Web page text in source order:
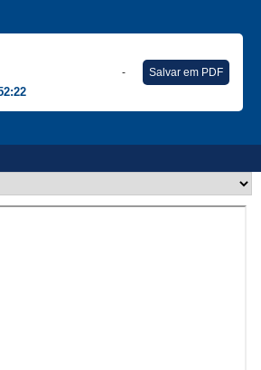
- Salvar em PDF